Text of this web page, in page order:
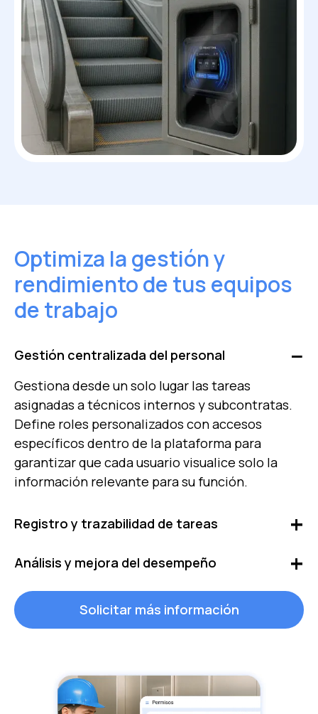
Optimiza la gestión y
rendimiento de tus equipos
de trabajo
Gestión centralizada del personal
Gestiona desde un solo lugar las tareas
asignadas a técnicos internos y subcontratas.
Define roles personalizados con accesos
específicos dentro de la plataforma para
garantizar que cada usuario visualice solo la
información relevante para su función.
Registro y trazabilidad de tareas
Automatiza el seguimiento de órdenes de
trabajo y supervisa en tiempo real quién,
cuándo y cómo se ejecutan. Garantiza que las
OT se realicen correctamente, siguiendo los
procesos establecidos, asegurando el
Análisis y mejora del desempeño
Evalúa el desempeño analizando tiempos de
respuesta, cumplimiento de tareas y eficiencia
operativa. Accede a métricas clave para
garantizar un servicio de calidad en tus
instalaciones.
Solicitar más información